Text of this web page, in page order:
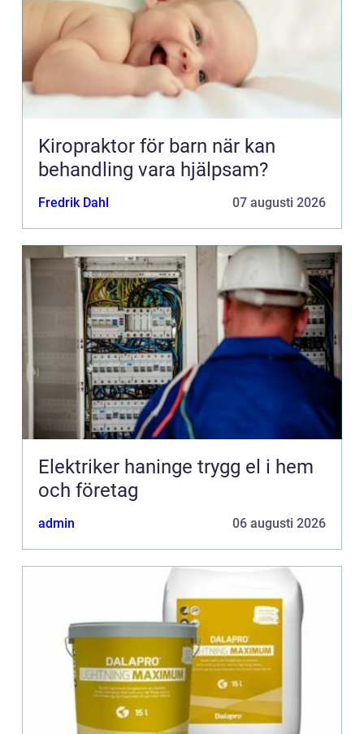
Kiropraktor för barn när kan
behandling vara hjälpsam?
Fredrik Dahl 07 augusti 2026
Elektriker haninge trygg el i hem
och företag
admin 06 augusti 2026